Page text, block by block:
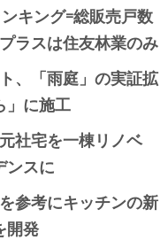
キング=総販売戸数
ラスは住友林業のみ
、「雨庭」の実証拡
」に施工
社宅を一棟リノベ
ンスに
参考にキッチンの新
開発